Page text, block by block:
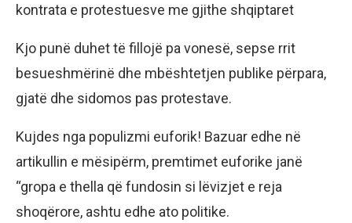
kontrata e protestuesve me gjithe shqiptaret
Kjo punë duhet të fillojë pa vonesë, sepse rrit
besueshmërinë dhe mbështetjen publike përpara,
gjatë dhe sidomos pas protestave.
Kujdes nga populizmi euforik! Bazuar edhe në
artikullin e mësipërm, premtimet euforike janë
“gropa e thella që fundosin si lëvizjet e reja
shoqërore, ashtu edhe ato politike.